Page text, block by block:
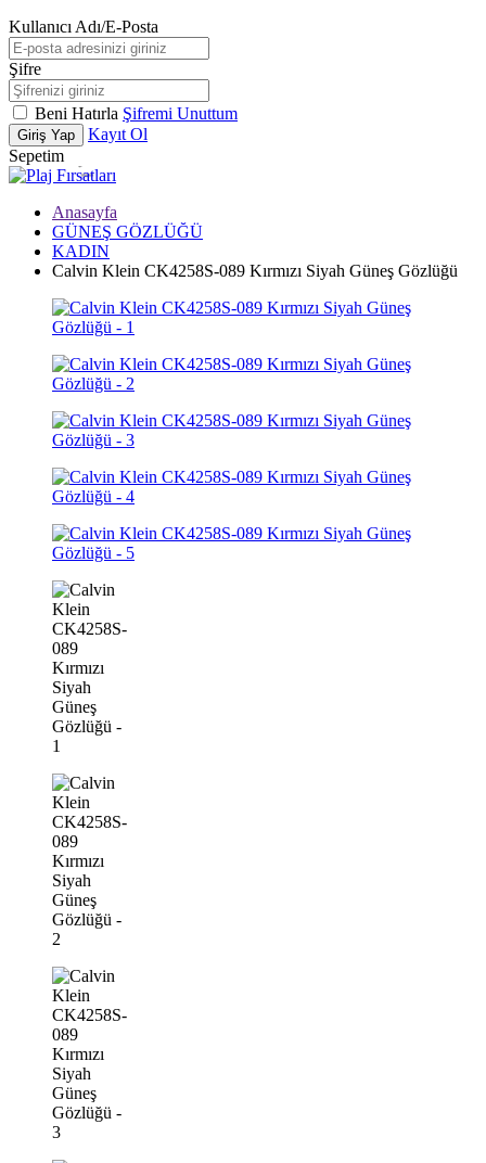
Kullanıcı Adı/E-Posta
Şifre
Beni Hatırla Şifremi Unuttum
Giriş Yap
Kayıt Ol
Sepetim
Anasayfa
GÜNEŞ GÖZLÜĞÜ
KADIN
Calvin Klein CK4258S-089 Kırmızı Siyah Güneş Gözlüğü